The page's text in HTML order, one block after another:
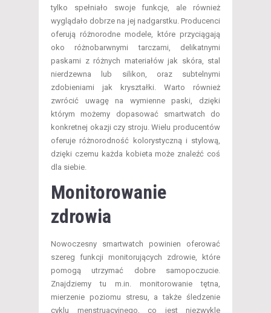
tylko spełniało swoje funkcje, ale również
wyglądało dobrze na jej nadgarstku. Producenci
oferują różnorodne modele, które przyciągają
oko różnobarwnymi tarczami, delikatnymi
paskami z różnych materiałów jak skóra, stal
nierdzewna lub silikon, oraz subtelnymi
zdobieniami jak kryształki. Warto również
zwrócić uwagę na wymienne paski, dzięki
którym możemy dopasować smartwatch do
konkretnej okazji czy stroju. Wielu producentów
oferuje różnorodność kolorystyczną i stylową,
dzięki czemu każda kobieta może znaleźć coś
dla siebie.
Monitorowanie
zdrowia
Nowoczesny smartwatch powinien oferować
szereg funkcji monitorujących zdrowie, które
pomogą utrzymać dobre samopoczucie.
Znajdziemy tu m.in. monitorowanie tętna,
mierzenie poziomu stresu, a także śledzenie
cyklu menstruacyjnego, co jest niezwykle